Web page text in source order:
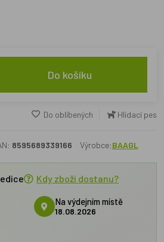
Do košíku
Do oblíbených Hlídací pes
8595689339166 Výrobce:BAAGL
Kdy zboží dostanu?
Na výdejním místě
18.08.2026